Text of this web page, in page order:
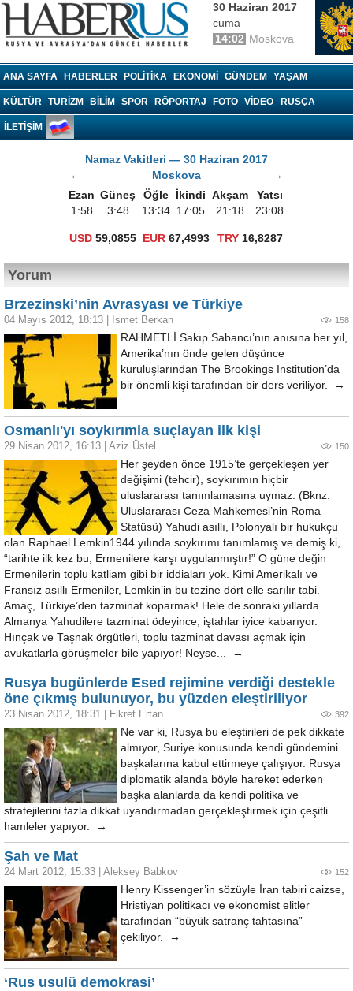
30 Haziran 2017
cuma
14:02 Moskova
ANA SAYFA HABERLER POLITIKA EKONOMI GÜNDEM YAŞAM
KÜLTÜR TURIZM BILIM SPOR RÖPORTAJ FOTO VIDEO RUSÇA
İLETİŞİM
Namaz Vakitleri — 30 Haziran 2017
←
Moskova
→
Ezan Güneş Öğle İkindi Akşam
Yatsı
1:58
3:48 13:34 17:05 21:18 23:08
USD 59,0855 EUR 67,4993 TRY16,8287
Yorum
Brzezinski’nin Avrasyası ve Türkiye
04 Mayıs 2012, 18:13 Ismet Berkan 158
RAHMETLİ Sakıp Sabancı’nın anısına her yıl,
Amerika’nın önde gelen düşünce
kuruluşlarından The Brookings Institution’da
bir önemli kişi tarafından bir ders veriliyor. →
Osmanlı'yı soykırımla suçlayan ilk kişi
29 Nisan 2012, 16:13 Aziz Üstel 150
Her şeyden önce 1915’te gerçekleşen yer
değişimi (tehcir), soykırımın hiçbir
uluslararası tanımlamasına uymaz. (Bknz:
Uluslararası Ceza Mahkemesi’nin Roma
Statüsü) Yahudi asıllı, Polonyalı bir hukukçu
olan Raphael Lemkin1944 yılında soykırımı tanımlamış ve demiş ki,
“tarihte ilk kez bu, Ermenilere karşı uygulanmıştır!” O güne değin
Ermenilerin toplu katliam gibi bir iddiaları yok. Kimi Amerikalı ve
Fransız asıllı Ermeniler, Lemkin’in bu tezine dört elle sarılır tabi.
Amaç, Türkiye’den tazminat koparmak! Hele de sonraki yıllarda
Almanya Yahudilere tazminat ödeyince, iştahlar iyice kabarıyor.
Hınçak ve Taşnak örgütleri, toplu tazminat davası açmak için
avukatlarla görüşmeler bile yapıyor! Neyse... →
Rusya bugünlerde Esed rejimine verdiği destekle
öne çıkmış bulunuyor, bu yüzden eleştiriliyor
23 Nisan 2012, 18:31 Fikret Ertan 392
Ne var ki, Rusya bu eleştirileri de pek dikkate
almıyor, Suriye konusunda kendi gündemini
başkalarına kabul ettirmeye çalışıyor. Rusya
diplomatik alanda böyle hareket ederken
başka alanlarda da kendi politika ve
stratejilerini fazla dikkat uyandırmadan gerçekleştirmek için çeşitli
hamleler yapıyor. →
Şah ve Mat
24 Mart 2012, 15:33 Aleksey Babkov 152
Henry Kissenger’in sözüyle İran tabiri caizse,
Hristiyan politikacı ve ekonomist elitler
tarafından “büyük satranç tahtasına”
çekiliyor. →
‘Rus usulü demokrasi’